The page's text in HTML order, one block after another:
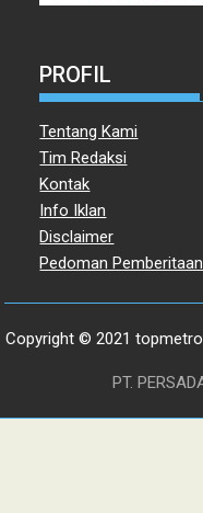
PROFIL
Tentang Kami
Tim Redaksi
Kontak
Info Iklan
Disclaimer
Pedoman
Copyright © 2021
PT.